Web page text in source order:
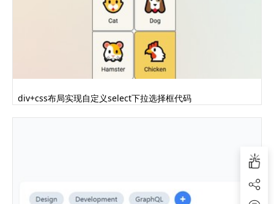
div+css布局实现自定义select下拉选择框代码